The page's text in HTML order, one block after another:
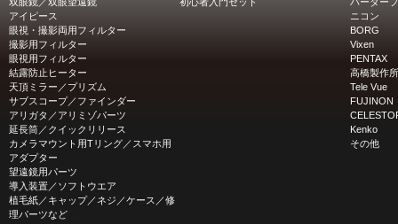
アイピース
眼視・撮影両用フィルター
撮影用フィルター
眼視用フィルター
結露防止ヒーター
天頂ミラー／プリズム
サブスコープ／ファインダー
アリガタ／アリミゾパーツ
延長筒／クイックリリース
カメラマウント用Tリング／スマホ用
アダプター
望遠鏡用パーツ
導入装置／ソフトウエア
植毛紙／キャップ／ネジ／ケース／修
理パーツなど
ニコン
BORG
Vixen
PENTAX
高橋製作所
Tele Vue
FUJINON
Kenko
その他